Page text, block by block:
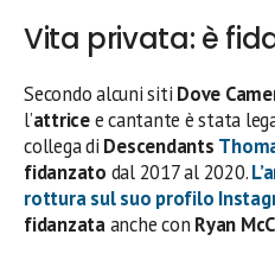
Vita privata: è
Secondo alcuni siti Dove
l’attricee cantante è stata
collega di Descendants
fidanzato dal 2017 al 2020.
rottura sul suo profilo
fidanzataanche con Ryan